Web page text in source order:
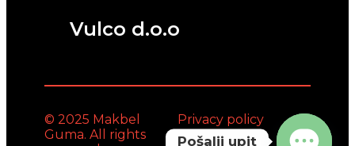
Vulco d.o.o
© 2025 Makbel
Guma. All rights
Privacy policy
Pošalji upit